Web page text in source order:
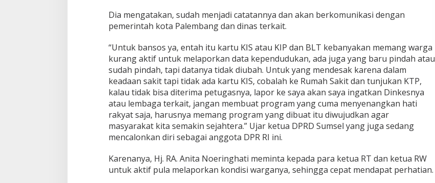
Dia mengatakan, sudah menjadi catatannya dan akan berkomunikasi dengan
pemerintah kota Palembang dan dinas terkait.
“Untuk bansos ya, entah itu kartu KIS atau KIP dan BLT kebanyakan memang warga
kurang aktif untuk melaporkan data kependudukan, ada juga yang baru pindah atau
sudah pindah, tapi datanya tidak diubah. Untuk yang mendesak karena dalam
keadaan sakit tapi tidak ada kartu KIS, cobalah ke Rumah Sakit dan tunjukan KTP,
kalau tidak bisa diterima petugasnya, lapor ke saya akan saya ingatkan Dinkesnya
atau lembaga terkait, jangan membuat program yang cuma menyenangkan hati
rakyat saja, harusnya memang program yang dibuat itu diwujudkan agar
masyarakat kita semakin sejahtera.” Ujar ketua DPRD Sumsel yang juga sedang
mencalonkan diri sebagai anggota DPR RI ini.
Karenanya, Hj. RA. Anita Noeringhati meminta kepada para ketua RT dan ketua RW
untuk aktif pula melaporkan kondisi warganya, sehingga cepat mendapat perhatian.